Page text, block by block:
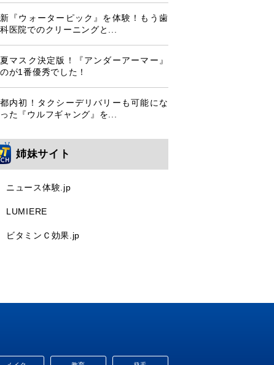
新『ウォーターピック』を体験！もう歯
科医院でのクリーニングと...
夏マスク決定版！『アンダーアーマー』
のが1番優秀でした！
都内初！タクシーデリバリーも可能にな
った『ウルフギャング』を...
姉妹サイト
ニュース体験.jp
LUMIERE
ビタミンＣ効果.jp